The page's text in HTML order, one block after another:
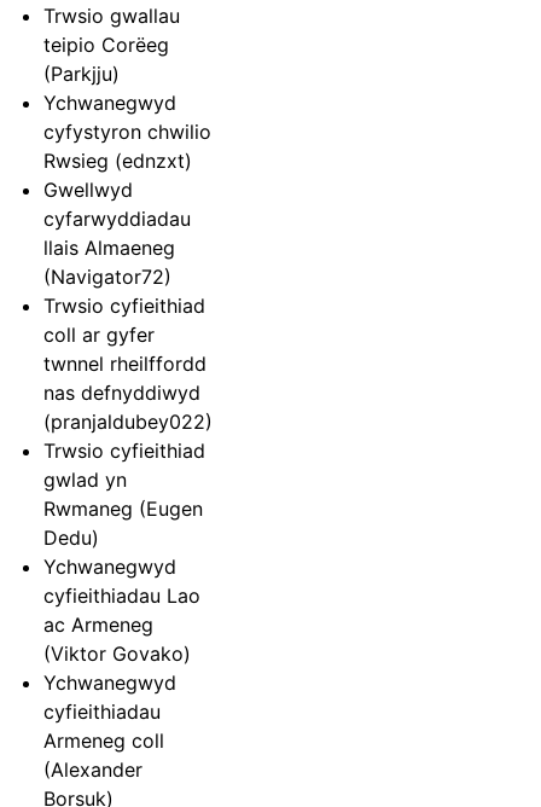
Trwsio gwallau
teipio Corëeg
(Parkjju)
Ychwanegwyd
cyfystyron chwilio
Rwsieg (ednzxt)
Gwellwyd
cyfarwyddiadau
llais Almaeneg
(Navigator72)
Trwsio cyfieithiad
coll ar gyfer
twnnel rheilffordd
nas defnyddiwyd
(pranjaldubey022)
Trwsio cyfieithiad
gwlad yn
Rwmaneg (Eugen
Dedu)
Ychwanegwyd
cyfieithiadau Lao
ac Armeneg
(Viktor Govako)
Ychwanegwyd
cyfieithiadau
Armeneg coll
(Alexander
Borsuk)